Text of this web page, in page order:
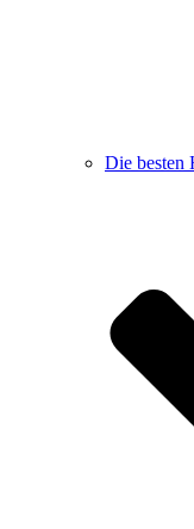
Die besten